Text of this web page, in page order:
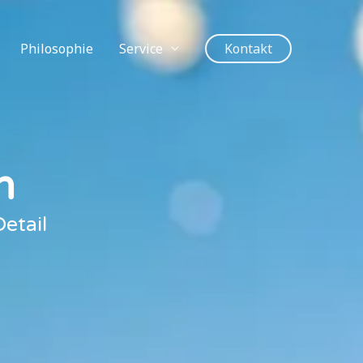
Philosophie Service Kontakt